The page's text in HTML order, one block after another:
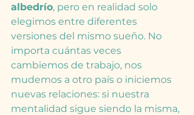
albedrío, pero en realidad solo
elegimos entre diferentes
versiones del mismo sueño. No
importa cuántas veces
cambiemos de trabajo, nos
mudemos a otro país o iniciemos
nuevas relaciones: si nuestra
mentalidad sigue siendo la misma,